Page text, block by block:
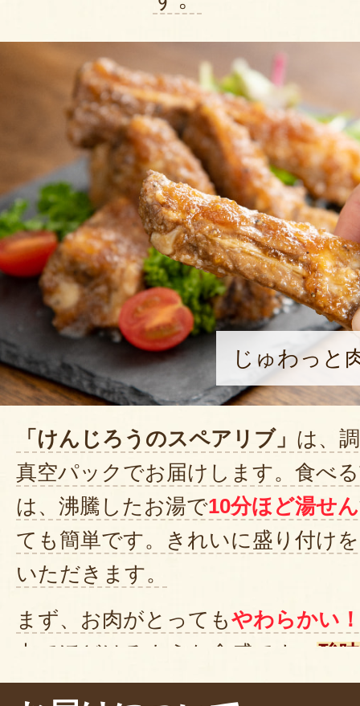
じゅわっと
「けんじろうのスペアリブ」 は、
真空パックでお届けします。食べ
は、沸騰したお湯で10分ほど湯せん
ても簡単です。きれいに盛り付け
いただきます。
まず、お肉がとってもやわらかい！
中でほどけるような食感です。 酸
スが、ジューシーな肉のうま味を